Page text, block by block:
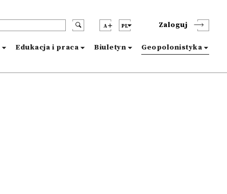
A PL Zaloguj
Edukacja i praca Biuletyn Geopolonistyka